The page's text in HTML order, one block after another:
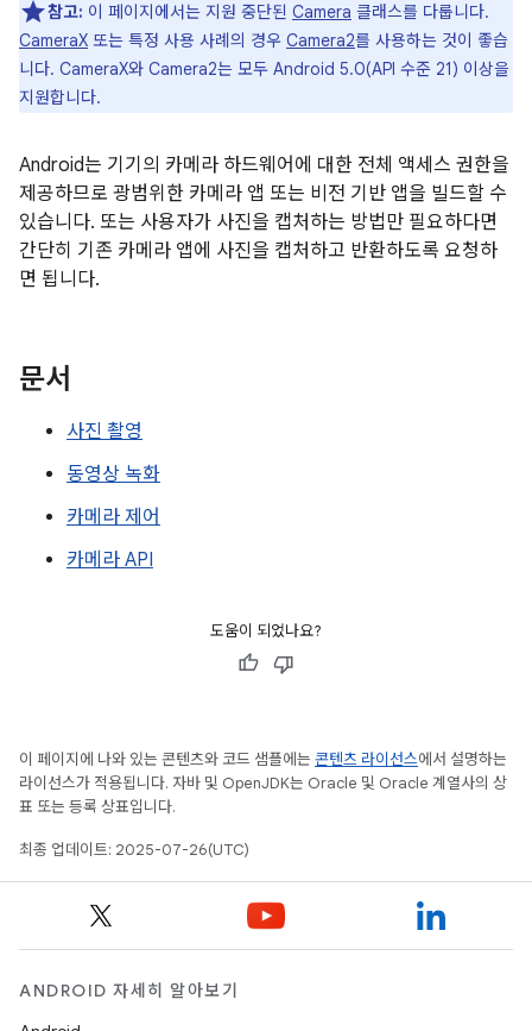
참고: 이 페이지에서는 지원 중단된 Camera 클래스를 다룹니다.
CameraX 또는 특정 사용 사례의 경우 Camera2를 사용하는 것이 좋습
니다. CameraX와 Camera2는 모두 Android 5.0(API 수준 21) 이상을
지원합니다.
Android는 기기의 카메라 하드웨어에 대한 전체 액세스 권한을
제공하므로 광범위한 카메라 앱 또는 비전 기반 앱을 빌드할 수
있습니다. 또는 사용자가 사진을 캡처하는 방법만 필요하다면
간단히 기존 카메라 앱에 사진을 캡처하고 반환하도록 요청하
면 됩니다.
문서
사진 촬영
동영상 녹화
카메라 제어
카메라 API
도움이 되었나요?
이 페이지에 나와 있는 콘텐츠와 코드 샘플에는 콘텐츠 라이선스에서 설명하는
라이선스가 적용됩니다. 자바 및 OpenJDK는 Oracle 및 Oracle 계열사의 상
표 또는 등록 상표입니다.
최종 업데이트: 2025-07-26(UTC)
ANDROID 자세히 알아보기